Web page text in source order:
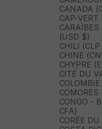
CANADA
CAP-VERT
CARAÏBES
(USD $)
CHILI (CLP
CHINE
CHYPRE
CITÉ DU
COMORES
CONGO -
CFA)
CORÉE